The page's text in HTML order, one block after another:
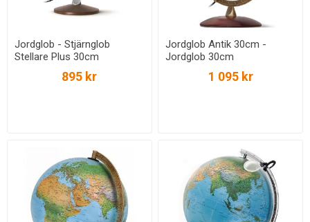
Jordglob - Stjärnglob
Stellare Plus 30cm
895 kr
Jordglob Antik 30cm -
Jordglob 30cm
1 095 kr